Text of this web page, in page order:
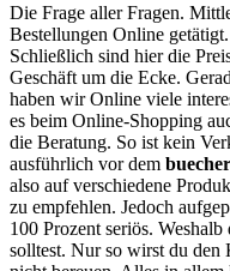
Die Frage aller Fragen.
Bestellungen Online
Schließlich sind hier die
Geschäft um die Ecke.
haben wir Online viele
es beim Online-Shopping
die Beratung. So ist kein
ausführlich vor dem
also auf verschiedene
zu empfehlen. Jedoch
100 Prozent seriös.
solltest. Nur so wirst du den